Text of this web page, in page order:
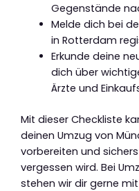
Gegenstände
Melde dich bei
in Rotterdam
Erkunde deine
dich über
Ärzte und
Mit dieser Checkliste
deinen Umzug von
vorbereiten und
vergessen wird. Bei
stehen wir dir gerne